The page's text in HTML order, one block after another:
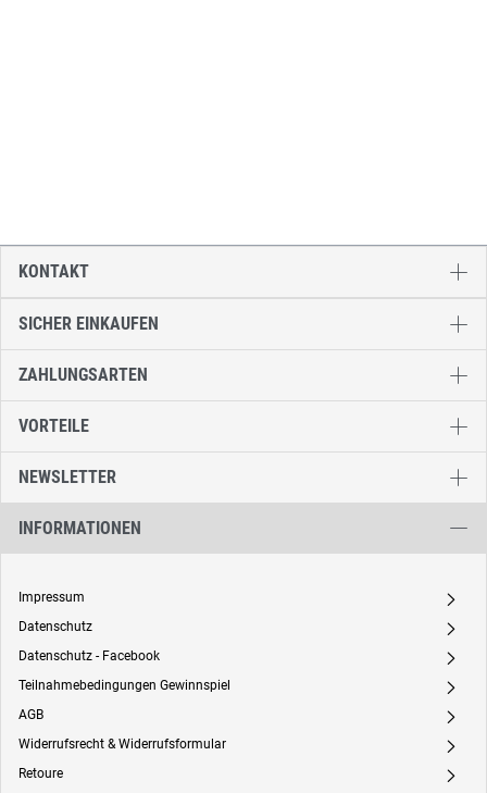
SICHER EINKAUFEN
ZAHLUNGSARTEN
VORTEILE
NEWSLETTER
INFORMATIONEN
Impressum A
Datenschutz A
Datenschutz - Facebook A
Teilnahmebedingungen Gewinnspiel A
AGB A
Widerrufsrecht & Widerrufsformular A
Retoure A
KONTAKT